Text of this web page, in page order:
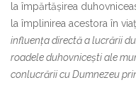
la împărtășirea
la împlinirea acestora în
influența directă a lucrării
roadele duhovnicești ale
conlucrării cu Dumnezeu